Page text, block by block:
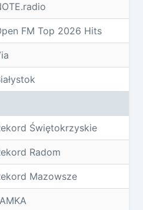
FM Top 2026 Hits
Świętokrzyskie
Radom
Mazowsze